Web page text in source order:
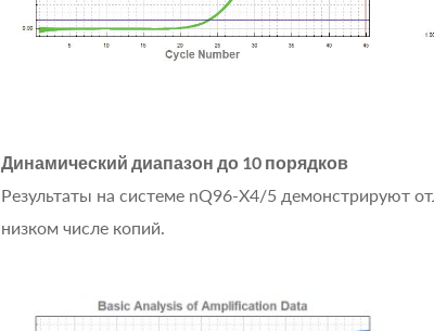
Динамический диапазон до 10 порядков
Результаты на системе nQ96-X4/5 демонстрируют
низком числе копий.